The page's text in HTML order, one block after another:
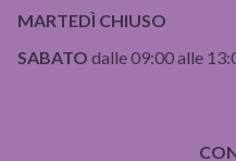
MARTEDÌ CHIUSO
SABATO dalle 09:00 alle